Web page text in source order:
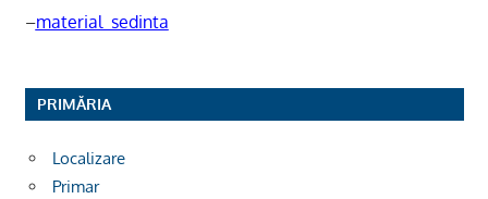
–material_sedinta
PRIMĂRIA
Localizare
Primar